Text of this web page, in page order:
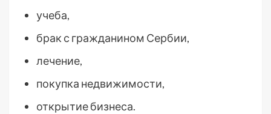
учеба,
брак с гражданином Сербии,
лечение,
покупка недвижимости,
открытие бизнеса.